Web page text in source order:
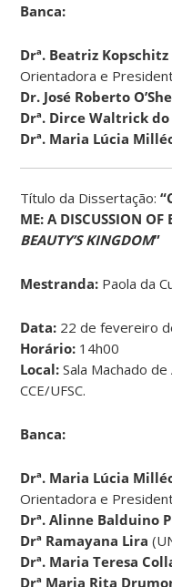
Banca:
Drª. Beatriz
Orientadora e
Dr. José Roberto
Drª. Dirce Waltrick
Drª. Maria Lúcia
Título da Dissertação:
ME: A DISCUSSION OF
BEAUTY’S KINGDOM”
Mestranda: Paola da
Data: 22 de fevereiro
Horário: 14h00
Local:Sala Machado
CCE/UFSC.
Banca:
Drª. Maria Lúcia
Orientadora e
Drª.Alinne Balduino
Drª Ramayana Lira
Drª. Maria Teresa
Drª Maria Rita